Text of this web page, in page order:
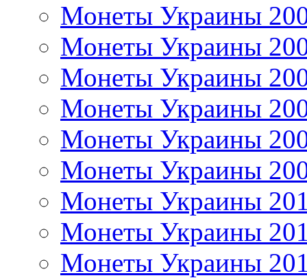
Монеты Украины
Монеты Украины
Монеты Украины
Монеты Украины
Монеты Украины
Монеты Украины
Монеты Украины
Монеты Украины
Монеты Украины